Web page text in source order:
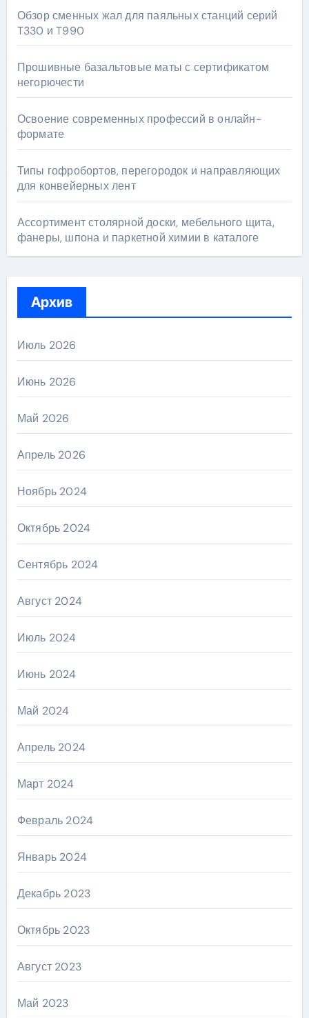
Обзор сменных жал для паяльных станций серий
T330 и T990
Прошивные базальтовые маты с сертификатом
негорючести
Освоение современных профессий в онлайн-
формате
Типы гофробортов, перегородок и направляющих
для конвейерных лент
Ассортимент столярной доски, мебельного щита,
фанеры, шпона и паркетной химии в каталоге
Архив
Июль 2026
Июнь 2026
Май 2026
Апрель 2026
Ноябрь 2024
Октябрь 2024
Сентябрь 2024
Август 2024
Июль 2024
Июнь 2024
Май 2024
Апрель 2024
Март 2024
Февраль 2024
Январь 2024
Декабрь 2023
Октябрь 2023
Август 2023
Май 2023